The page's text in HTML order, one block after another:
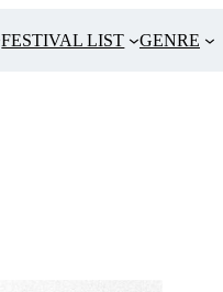
FESTIVAL LIST GENRE